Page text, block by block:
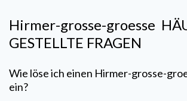
Hirmer-grosse-groesse
GESTELLTE FRAGEN
Wie löse ich einen Hirmer-grosse-
ein?